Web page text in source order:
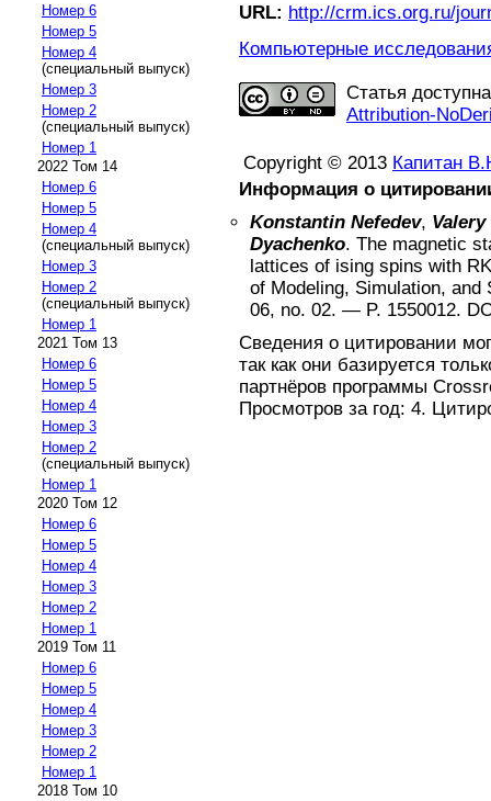
Номер 6
Номер 5
Номер 4
(специальный выпуск)
Номер 3
Номер 2
(специальный выпуск)
Номер 1
2022 Том 14
Номер 6
Номер 5
Номер 4
(специальный выпуск)
Номер 3
Номер 2
(специальный выпуск)
Номер 1
2021 Том 13
Номер 6
Номер 5
Номер 4
Номер 3
Номер 2
(специальный выпуск)
Номер 1
2020 Том 12
Номер 6
Номер 5
Номер 4
Номер 3
Номер 2
Номер 1
2019 Том 11
Номер 6
Номер 5
Номер 4
Номер 3
Номер 2
Номер 1
2018 Том 10
URL: http://crm.ics.org.ru/
Компьютерные
Статья
Attribution-
Copyright © 2013 Капитан
Информация о
Konstantin Nefedev,
Dyachenko. The magnetic
lattices of ising spins with
of Modeling, Simulation,
06, no. 02. — P. 1550012.
Сведения о цитировании
так как они базируется
партнёров программы
Просмотров за год: 4.